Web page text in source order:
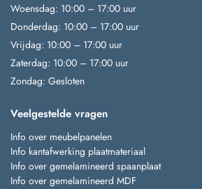
Woensdag: 10:00 – 17:00 uur
Donderdag: 10:00 – 17:00 uur
Vrijdag: 10:00 – 17:00 uur
Zaterdag: 10:00 – 17:00 uur
Zondag: Gesloten
Veelgestelde vragen
Info over meubelpanelen
Info kantafwerking plaatmateriaal
Info over gemelamineerd spaanplaat
Info over gemelamineerd MDF